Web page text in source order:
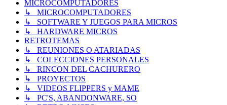
MICROCOMPUTADORES
↳ MICROCOMPUTADORES
↳ SOFTWARE Y JUEGOS PARA MICROS
↳ HARDWARE MICROS
RETROTEMAS
↳ REUNIONES O ATARIADAS
↳ COLECCIONES PERSONALES
↳ RINCON DEL CACHURERO
↳ PROYECTOS
↳ VIDEOS FLIPPERS y MAME
↳ PC'S, ABANDONWARE, SO